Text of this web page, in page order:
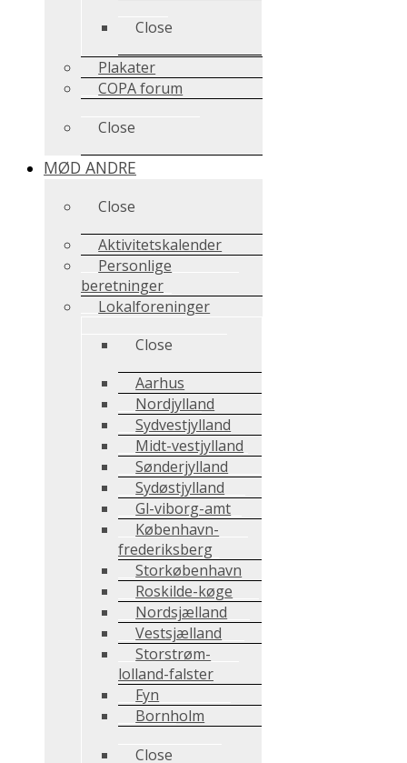
Close
Plakater
COPA forum
Close
MØD ANDRE
Close
Aktivitetskalender
Personlige
beretninger
Lokalforeninger
Close
Aarhus
Nordjylland
Sydvestjylland
Midt-vestjylland
Sønderjylland
Sydøstjylland
Gl-viborg-amt
København-
frederiksberg
Storkøbenhavn
Roskilde-køge
Nordsjælland
Vestsjælland
Storstrøm-
lolland-falster
Fyn
Bornholm
Close